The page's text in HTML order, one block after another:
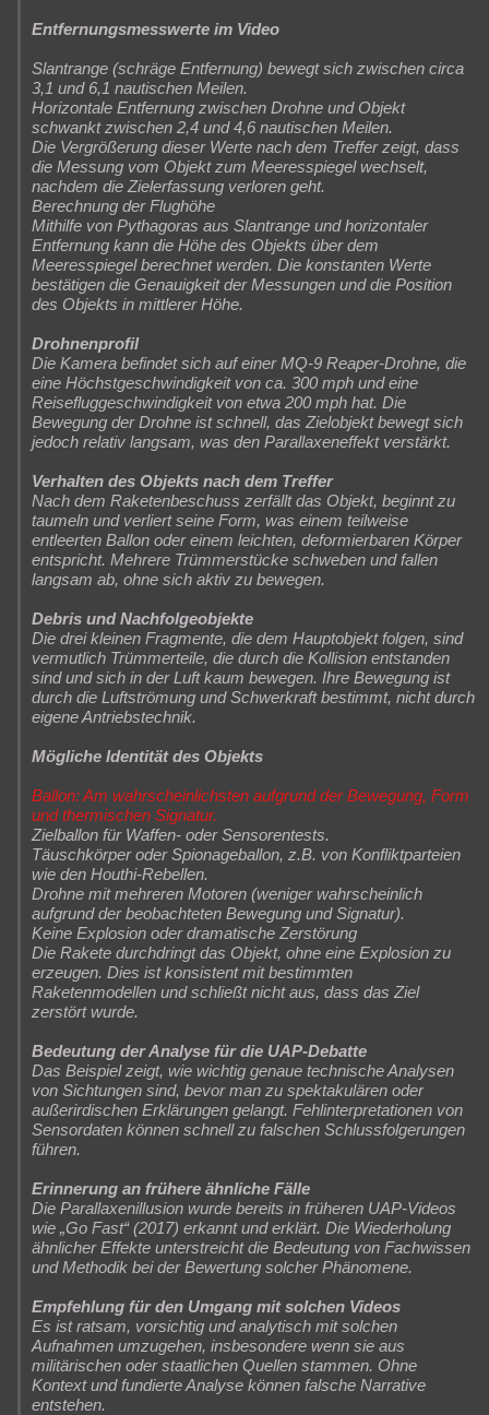
Entfernungsmesswerte im Video
Slantrange (schräge Entfernung) bewegt sich zwischen circa
3,1 und 6,1 nautischen Meilen.
Horizontale Entfernung zwischen Drohne und Objekt
schwankt zwischen 2,4 und 4,6 nautischen Meilen.
Die Vergrößerung dieser Werte nach dem Treffer zeigt, dass
die Messung vom Objekt zum Meeresspiegel wechselt,
nachdem die Zielerfassung verloren geht.
Berechnung der Flughöhe
Mithilfe von Pythagoras aus Slantrange und horizontaler
Entfernung kann die Höhe des Objekts über dem
Meeresspiegel berechnet werden. Die konstanten Werte
bestätigen die Genauigkeit der Messungen und die Position
des Objekts in mittlerer Höhe.
Drohnenprofil
Die Kamera befindet sich auf einer MQ-9 Reaper-Drohne, die
eine Höchstgeschwindigkeit von ca. 300 mph und eine
Reisefluggeschwindigkeit von etwa 200 mph hat. Die
Bewegung der Drohne ist schnell, das Zielobjekt bewegt sich
jedoch relativ langsam, was den Parallaxeneffekt verstärkt.
Verhalten des Objekts nach dem Treffer
Nach dem Raketenbeschuss zerfällt das Objekt, beginnt zu
taumeln und verliert seine Form, was einem teilweise
entleerten Ballon oder einem leichten, deformierbaren Körper
entspricht. Mehrere Trümmerstücke schweben und fallen
langsam ab, ohne sich aktiv zu bewegen.
Debris und Nachfolgeobjekte
Die drei kleinen Fragmente, die dem Hauptobjekt folgen, sind
vermutlich Trümmerteile, die durch die Kollision entstanden
sind und sich in der Luft kaum bewegen. Ihre Bewegung ist
durch die Luftströmung und Schwerkraft bestimmt, nicht durch
eigene Antriebstechnik.
Mögliche Identität des Objekts
Ballon: Am wahrscheinlichsten aufgrund der Bewegung, Form
und thermischen Signatur.
Zielballon für Waffen- oder Sensorentests.
Täuschkörper oder Spionageballon, z.B. von Konfliktparteien
wie den Houthi-Rebellen.
Drohne mit mehreren Motoren (weniger wahrscheinlich
aufgrund der beobachteten Bewegung und Signatur).
Keine Explosion oder dramatische Zerstörung
Die Rakete durchdringt das Objekt, ohne eine Explosion zu
erzeugen. Dies ist konsistent mit bestimmten
Raketenmodellen und schließt nicht aus, dass das Ziel
zerstört wurde.
Bedeutung der Analyse für die UAP-Debatte
Das Beispiel zeigt, wie wichtig genaue technische Analysen
von Sichtungen sind, bevor man zu spektakulären oder
außerirdischen Erklärungen gelangt. Fehlinterpretationen von
Sensordaten können schnell zu falschen Schlussfolgerungen
führen.
Erinnerung an frühere ähnliche Fälle
Die Parallaxenillusion wurde bereits in früheren UAP-Videos
wie „Go Fast“ (2017) erkannt und erklärt. Die Wiederholung
ähnlicher Effekte unterstreicht die Bedeutung von Fachwissen
und Methodik bei der Bewertung solcher Phänomene.
Empfehlung für den Umgang mit solchen Videos
Es ist ratsam, vorsichtig und analytisch mit solchen
Aufnahmen umzugehen, insbesondere wenn sie aus
militärischen oder staatlichen Quellen stammen. Ohne
Kontext und fundierte Analyse können falsche Narrative
entstehen.